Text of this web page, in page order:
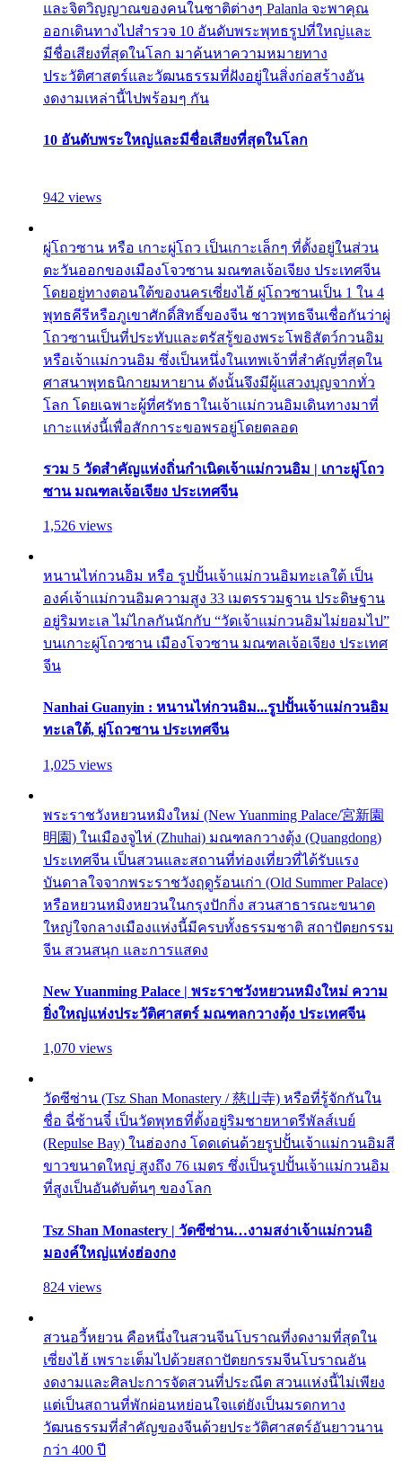
และจิตวิญญาณของคนในชาติต่างๆ Palanla จะพาคุณ
ออกเดินทางไปสำรวจ 10 อันดับพระพุทธรูปที่ใหญ่และ
มีชื่อเสียงที่สุดในโลก มาค้นหาความหมายทาง
ประวัติศาสตร์และวัฒนธรรมที่ฝังอยู่ในสิ่งก่อสร้างอัน
งดงามเหล่านี้ไปพร้อมๆ กัน
10 อันดับพระใหญ่และมีชื่อเสียงที่สุดในโลก
942 views
ผู่โถวซาน หรือ เกาะผู่โถว เป็นเกาะเล็กๆ ที่ตั้งอยู่ในส่วน
ตะวันออกของเมืองโจวซาน มณฑลเจ้อเจียง ประเทศจีน
โดยอยู่ทางตอนใต้ของนครเซี่ยงไฮ้ ผู่โถวซานเป็น 1 ใน 4
พุทธคีรีหรือภูเขาศักดิ์สิทธิ์ของจีน ชาวพุทธจีนเชื่อกันว่าผู่
โถวซานเป็นที่ประทับและตรัสรู้ของพระโพธิสัตว์กวนอิม
หรือเจ้าแม่กวนอิม ซึ่งเป็นหนึ่งในเทพเจ้าที่สำคัญที่สุดใน
ศาสนาพุทธนิกายมหายาน ดังนั้นจึงมีผู้แสวงบุญจากทั่ว
โลก โดยเฉพาะผู้ที่ศรัทธาในเจ้าแม่กวนอิมเดินทางมาที่
เกาะแห่งนี้เพื่อสักการะขอพรอยู่โดยตลอด
รวม 5 วัดสำคัญแห่งถิ่นกำเนิดเจ้าแม่กวนอิม | เกาะผู่โถว
ซาน มณฑลเจ้อเจียง ประเทศจีน
1,526 views
หนานไห่กวนอิม หรือ รูปปั้นเจ้าแม่กวนอิมทะเลใต้ เป็น
องค์เจ้าแม่กวนอิมความสูง 33 เมตรรวมฐาน ประดิษฐาน
อยู่ริมทะเล ไม่ไกลกันนักกับ “วัดเจ้าแม่กวนอิมไม่ยอมไป”
บนเกาะผู่โถวซาน เมืองโจวซาน มณฑลเจ้อเจียง ประเทศ
จีน
Nanhai Guanyin : หนานไห่กวนอิม...รูปปั้นเจ้าแม่กวนอิม
ทะเลใต้, ผู่โถวซาน ประเทศจีน
1,025 views
พระราชวังหยวนหมิงใหม่ (New Yuanming Palace/宮新園
明園) ในเมืองจูไห่ (Zhuhai) มณฑลกวางตุ้ง (Quangdong)
ประเทศจีน เป็นสวนและสถานที่ท่องเที่ยวที่ได้รับแรง
บันดาลใจจากพระราชวังฤดูร้อนเก่า (Old Summer Palace)
หรือหยวนหมิงหยวนในกรุงปักกิ่ง สวนสาธารณะขนาด
ใหญ่ใจกลางเมืองแห่งนี้มีครบทั้งธรรมชาติ สถาปัตยกรรม
จีน สวนสนุก และการแสดง
New Yuanming Palace | พระราชวังหยวนหมิงใหม่ ความ
ยิ่งใหญ่แห่งประวัติศาสตร์ มณฑลกวางตุ้ง ประเทศจีน
1,070 views
วัดซีซ่าน (Tsz Shan Monastery / 慈山寺) หรือที่รู้จักกันใน
ชื่อ ฉี่ซ้านจี๋ เป็นวัดพุทธที่ตั้งอยู่ริมชายหาดรีพัลส์เบย์
(Repulse Bay) ในฮ่องกง โดดเด่นด้วยรูปปั้นเจ้าแม่กวนอิมสี
ขาวขนาดใหญ่ สูงถึง 76 เมตร ซึ่งเป็นรูปปั้นเจ้าแม่กวนอิม
ที่สูงเป็นอันดับต้นๆ ของโลก
Tsz Shan Monastery | วัดซีซ่าน…งามสง่าเจ้าแม่กวนอิ
มองค์ใหญ่แห่งฮ่องกง
824 views
สวนอวี้หยวน คือหนึ่งในสวนจีนโบราณที่งดงามที่สุดใน
เซี่ยงไฮ้ เพราะเต็มไปด้วยสถาปัตยกรรมจีนโบราณอัน
งดงามและศิลปะการจัดสวนที่ประณีต สวนแห่งนี้ไม่เพียง
แต่เป็นสถานที่พักผ่อนหย่อนใจแต่ยังเป็นมรดกทาง
วัฒนธรรมที่สำคัญของจีนด้วยประวัติศาสตร์อันยาวนาน
กว่า 400 ปี